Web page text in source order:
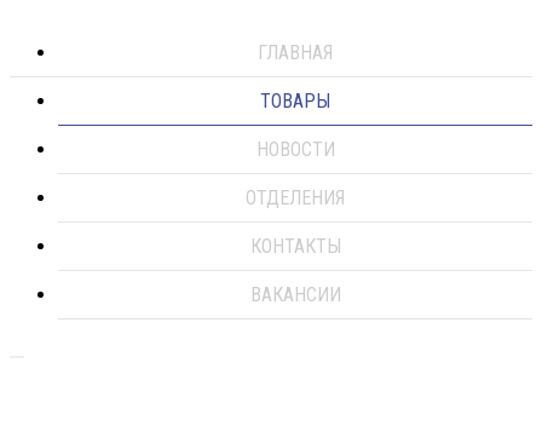
ГЛАВНАЯ
ТОВАРЫ
НОВОСТИ
ОТДЕЛЕНИЯ
КОНТАКТЫ
ВАКАНСИИ